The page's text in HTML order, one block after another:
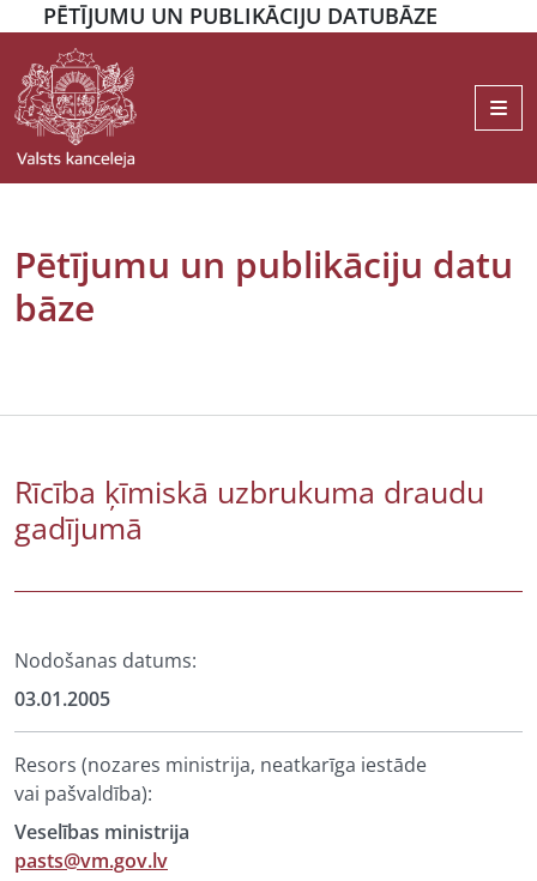
PĒTĪJUMU UN PUBLIKĀCIJU DATUBĀZE
Pētījumu un publikāciju datu
bāze
Rīcība ķīmiskā uzbrukuma draudu
gadījumā
Nodošanas datums:
03.01.2005
Resors (nozares ministrija, neatkarīga iestāde
vai pašvaldība):
Veselības ministrija
pasts@vm.gov.lv